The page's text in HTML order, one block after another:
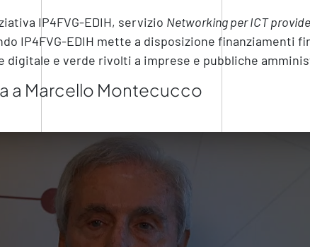
IP4FVG-EDIH, servizio Networking per ICT
IP4FVG-EDIH mette a disposizione finanziamenti
digitale e verde rivolti a imprese e pubbliche
a Marcello Montecucco